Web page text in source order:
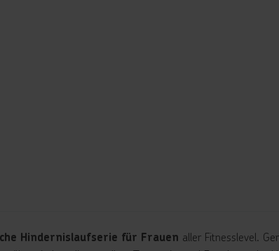
Hindernislaufserie für Frauen aller Fitnesslevel.